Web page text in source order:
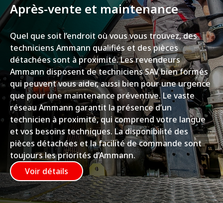
Après-vente et maintenance
Quel que soit l’endroit où vous vous trouvez, des
techniciens Ammann qualifiés et des pièces
détachées sont à proximité. Les revendeurs
Ammann disposent de techniciens SAV bien formés
qui peuvent vous aider, aussi bien pour une urgence
que pour une maintenance préventive. Le vaste
réseau Ammann garantit la présence d’un
technicien à proximité, qui comprend votre langue
et vos besoins techniques. La disponibilité des
pièces détachées et la facilité de commande sont
toujours les priorités d’Ammann.
Voir détails